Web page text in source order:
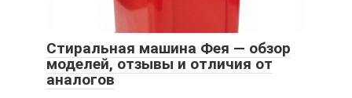
Стиральная машина Фея — обзор
моделей, отзывы и отличия от
аналогов